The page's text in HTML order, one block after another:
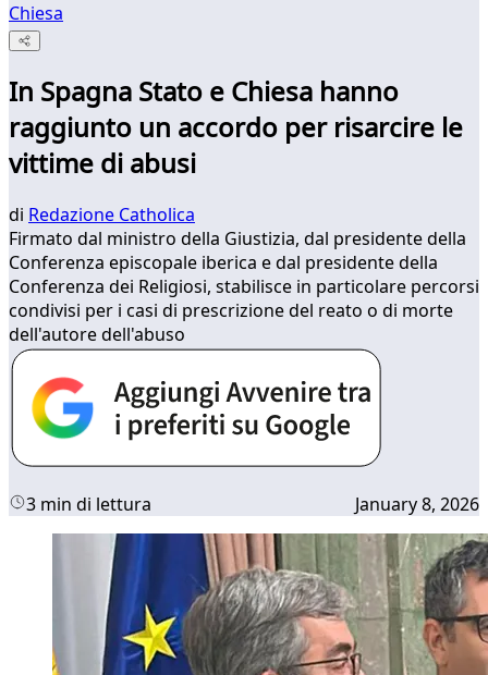
Chiesa
In Spagna Stato e Chiesa hanno
raggiunto un accordo per risarcire le
vittime di abusi
di Redazione Catholica
Firmato dal ministro della Giustizia, dal presidente della
Conferenza episcopale iberica e dal presidente della
Conferenza dei Religiosi, stabilisce in particolare percorsi
condivisi per i casi di prescrizione del reato o di morte
dell'autore dell'abuso
3 min di lettura January 8, 2026